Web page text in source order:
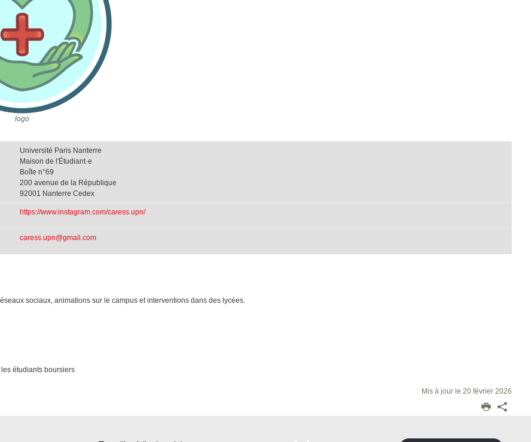
logo
logo
Université Paris Nanterre
Maison de l'Étudiant·e
Boîte n°69
200 avenue de la République
92001 Nanterre Cedex
https://www.instagram.com/caress.upn/
caress.upn@gmail.com
sociaux, animations sur le campus et interventions dans des lycées.
étudiants boursiers
Mis à jour le 20 février 2026